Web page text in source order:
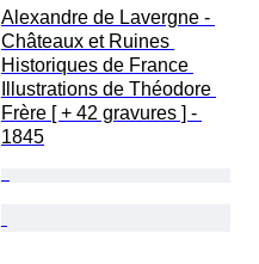
Alexandre de Lavergne -
Châteaux et Ruines
Historiques de France
Illustrations de Théodore
Frère [ + 42 gravures ] -
1845